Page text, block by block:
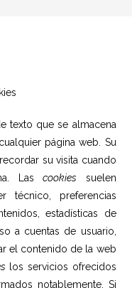
texto que se almacena
página web. Su
su visita cuando
Lascookies suelen
técnico, preferencias
estadísticas de
a cuentas de usuario,
el contenido de la web
los servicios ofrecidos
notablemente. Si